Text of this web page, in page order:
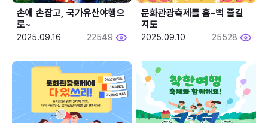
손에 손잡고, 국가유산야행으
로~
2025.09.16 22549
문화관광축제를 흠~뻑 즐길
지도
2025.09.10 25528